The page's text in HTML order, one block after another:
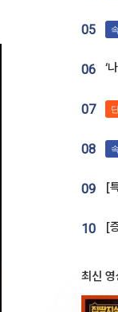
05
06
07
08
09
10
최신 영